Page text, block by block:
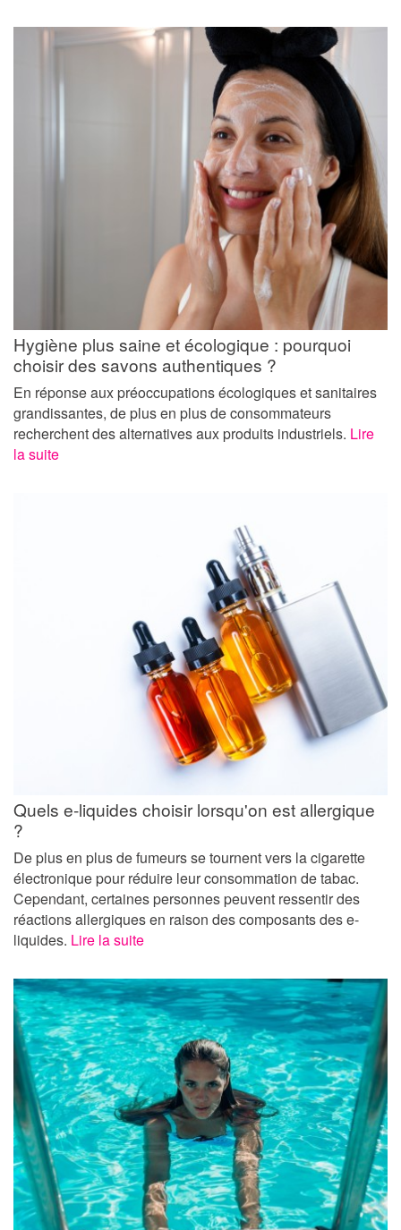
Hygiène plus saine et écologique : pourquoi
choisir des savons authentiques ?
En réponse aux préoccupations écologiques et sanitaires
grandissantes, de plus en plus de consommateurs
recherchent des alternatives aux produits industriels. Lire
la suite
Quels e-liquides choisir lorsqu'on est allergique
?
De plus en plus de fumeurs se tournent vers la cigarette
électronique pour réduire leur consommation de tabac.
Cependant, certaines personnes peuvent ressentir des
réactions allergiques en raison des composants des e-
liquides. Lire la suite